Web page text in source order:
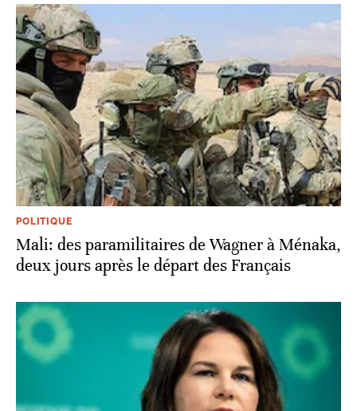
POLITIQUE
Mali: des paramilitaires de Wagner à Ménaka,
deux jours après le départ des Français